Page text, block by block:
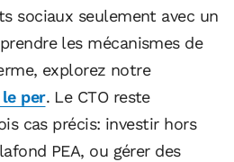
sociaux seulement avec un
les mécanismes de
explorez notre
per. Le CTO reste
cas précis: investir hors
PEA, ou gérer des